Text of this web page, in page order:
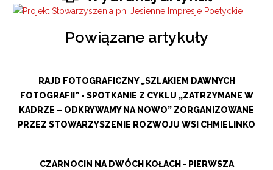
Powiązane artykuły
RAJD FOTOGRAFICZNY „SZLAKIEM DAWNYCH
FOTOGRAFII” - SPOTKANIE Z CYKLU „ZATRZYMANE W
KADRZE – ODKRYWAMY NA NOWO” ZORGANIZOWANE
PRZEZ STOWARZYSZENIE ROZWOJU WSI CHMIELINKO
CZARNOCIN NA DWÓCH KOŁACH - PIERWSZA